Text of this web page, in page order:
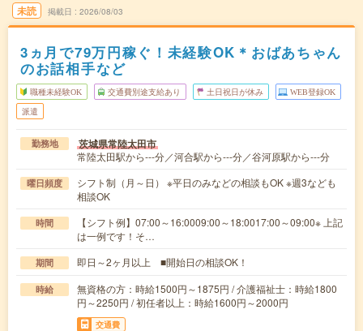
未読 掲載日 2026/08/03
3ヵ月で79万円稼ぐ！未経験OK＊おばあちゃん
のお話相手など
職種未経験OK 交通費別途支給あり 土日祝日が休み WEB登録OK
派遣
勤務地 茨城県常陸太田市
常陸太田駅から---分／河合駅から---分／谷河原駅から---分
曜日頻度
シフト制（月～日） ※平日のみなどの相談もOK ※週3なども
相談OK
時間
【シフト例】07:00～16:0009:00～18:0017:00～09:00※ 上記
は一例です！そ…
期間 即日～2ヶ月以上 ■開始日の相談OK！
時給
無資格の方：時給1500円～1875円 / 介護福祉士：時給1800
円～2250円 / 初任者以上：時給1600円～2000円
交通費